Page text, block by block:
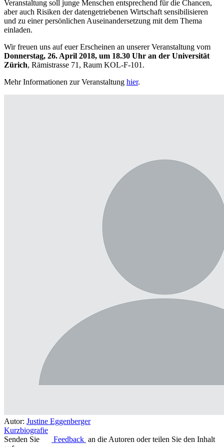
Veranstaltung soll junge Menschen entsprechend für die Chancen,
aber auch Risiken der datengetriebenen Wirtschaft sensibilisieren
und zu einer persönlichen Auseinandersetzung mit dem Thema
einladen.
Wir freuen uns auf euer Erscheinen an unserer Veranstaltung vom
Donnerstag, 26. April 2018, um 18.30 Uhr an der Universität
Zürich, Rämistrasse 71, Raum KOL-F-101.
Mehr Informationen zur Veranstaltung hier.
Autor: Justine Eggenberger
Kurzbiografie
Senden Sie
Feedback an die Autoren oder teilen Sie den Inhalt